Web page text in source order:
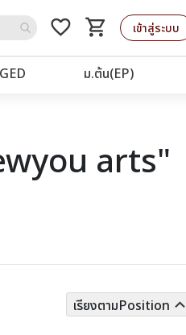
favorite_border shopping_cart
รถเข็น เข้าสู่ระบบ
GED ม.ต้น(EP)
arts"
เรียงตามPosition keyboard_arrow_up